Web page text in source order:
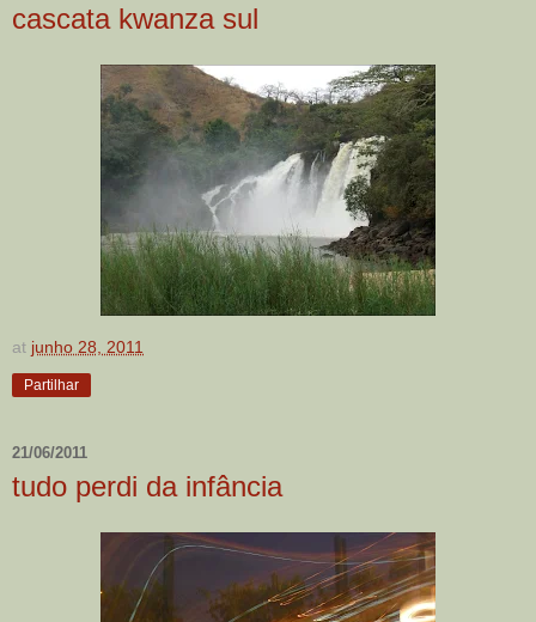
cascata kwanza sul
at junho 28, 2011
Partilhar
21/06/2011
tudo perdi da infância